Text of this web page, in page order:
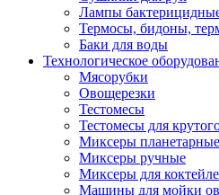
Лампы
Термосы, бидоны,
Баки для воды
Технологическое
Мясорубки
Овощерезки
Тестомесы
Тестомесы для
Миксеры планетарные
Миксеры ручные
Миксеры для
Машины для мойки